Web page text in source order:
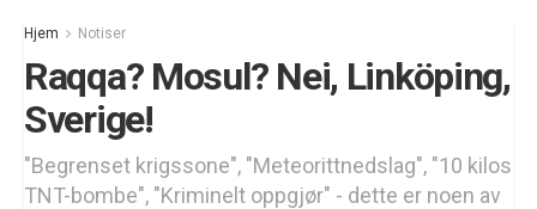
Hjem Notiser
Raqqa? Mosul? Nei, Linköping,
Sverige!
"Begrenset krigssone", "Meteorittnedslag", "10 kilos
TNT-bombe", "Kriminelt oppgjør" - dette er noen av